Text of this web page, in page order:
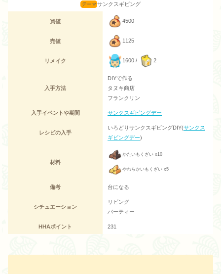
サンクスギビング
買値 4500
売値 1125
リメイク 1600 / 2
入手方法
DIYで作る
タヌキ商店
フランクリン
入手イベントや期間 サンクスギビングデー
レシピの入手
いろどりサンクスギビングDIY(サンクス
ギビングデー)
材料
かたいもくざい x10
やわらかいもくざい x5
備考 台になる
シチュエーション
リビング
パーティー
HHAポイント 231